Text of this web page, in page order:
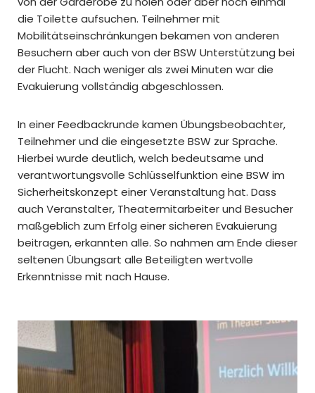
die Toilette aufsuchen. Teilnehmer mit
Mobilitätseinschränkungen bekamen von anderen
Besuchern aber auch von der BSW Unterstützung bei
der Flucht. Nach weniger als zwei Minuten war die
Evakuierung vollständig abgeschlossen.
In einer Feedbackrunde kamen Übungsbeobachter,
Teilnehmer und die eingesetzte BSW zur Sprache.
Hierbei wurde deutlich, welch bedeutsame und
verantwortungsvolle Schlüsselfunktion eine BSW im
Sicherheitskonzept einer Veranstaltung hat. Dass
auch Veranstalter, Theatermitarbeiter und Besucher
maßgeblich zum Erfolg einer sicheren Evakuierung
beitragen, erkannten alle. So nahmen am Ende dieser
seltenen Übungsart alle Beteiligten wertvolle
Erkenntnisse mit nach Hause.